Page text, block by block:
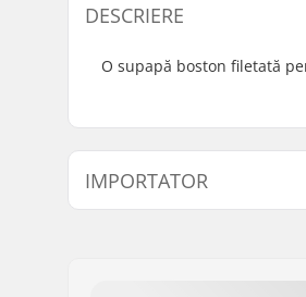
DESCRIERE
O supapă boston filetată
IMPORTATOR